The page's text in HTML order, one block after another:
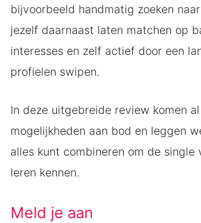
bijvoorbeeld handmatig zoeken
jezelf daarnaast laten matchen op
interesses en zelf actief door een
profielen swipen.
In deze uitgebreide review komen
mogelijkheden aan bod en leggen
alles kunt combineren om de single
leren kennen.
Meld je aan